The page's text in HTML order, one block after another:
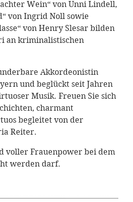
Wein“ von Unni Lindell,
von Ingrid Noll sowie
von Henry Slesar bilden
an kriminalistischen
Akkordeonistin
und beglückt seit Jahren
Musik. Freuen Sie sich
charmant
begleitet von der
Reiter.
voller Frauenpower bei dem
werden darf.